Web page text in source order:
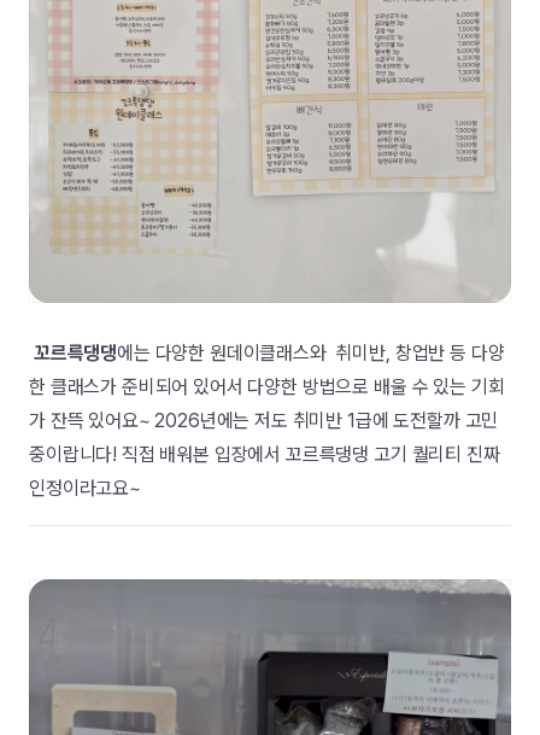
꼬르륵댕댕에는 다양한 원데이클래스와 취미반, 창업반 등 다양
한 클래스가 준비되어 있어서 다양한 방법으로 배울 수 있는 기회
가 잔뜩 있어요~ 2026년에는 저도 취미반 1급에 도전할까 고민
중이랍니다! 직접 배워본 입장에서 꼬르륵댕댕 고기 퀄리티 진짜
인정이라고요~